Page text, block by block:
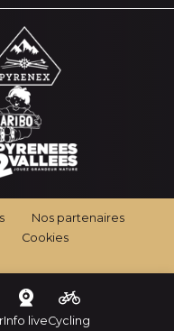
Info liveCycling
Nos partenaires
Cookies